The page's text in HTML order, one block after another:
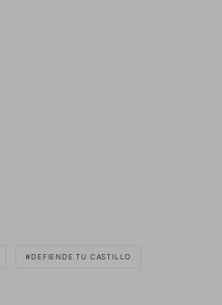
DEFIENDE TU CASTILLO